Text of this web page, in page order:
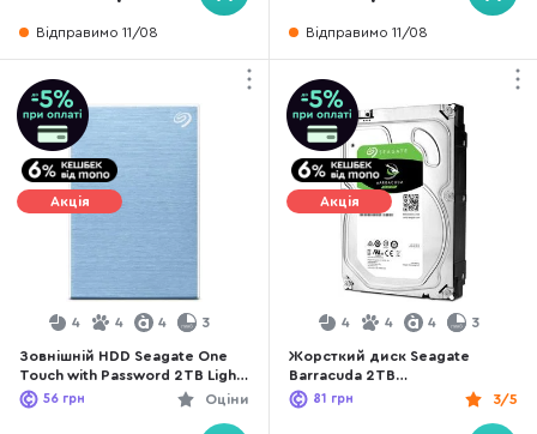
Відправимо 11/08 Відправимо 11/08
Акція
4 4 4 3
Зовнішній HDD Seagate One
Touch with Password 2TB Light
Blue (STKY2000402)
Оціни
56 грн
Акція
4 4 4 3
Жорсткий диск Seagate
Barracuda 2TB
(ST2000DM008)
3/5
81 грн